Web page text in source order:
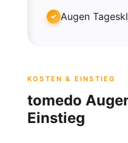
Augen
KOSTEN & EINSTIEG
tomedo
Einstieg